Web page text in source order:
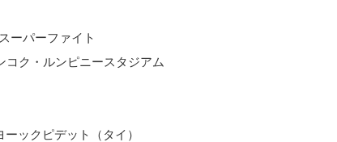
ーパーファイト
コク・ルンピニースタジアム
ックピデット（タイ）